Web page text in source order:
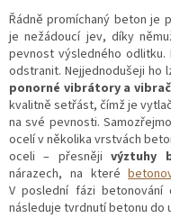
Řádně promíchaný beton je
je nežádoucí jev, díky
pevnost výsledného
odstranit. Nejjednodušeji ho
ponorné vibrátory a
kvalitně setřást, čímž je
na své pevnosti.
ocelí v několika vrstvách
oceli – přesnějivýztuhy
nárazech, na které
V poslední fázi betonování
následuje tvrdnutí betonu do